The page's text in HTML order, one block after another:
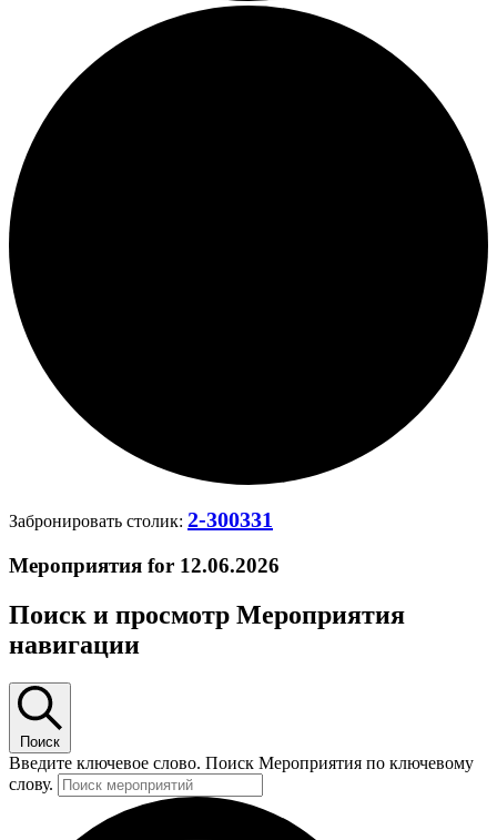
Забронировать столик: 2-300331
Мероприятия for 12.06.2026
Поиск и просмотр Мероприятия
навигации
Поиск
Введите ключевое слово. Поиск Мероприятия по ключевому
слову.